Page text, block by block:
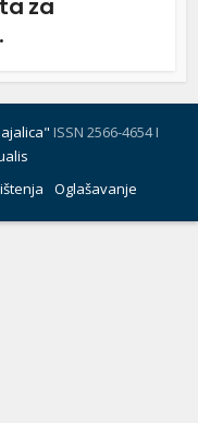
za
ISSN 2566-4654 I
Oglašavanje